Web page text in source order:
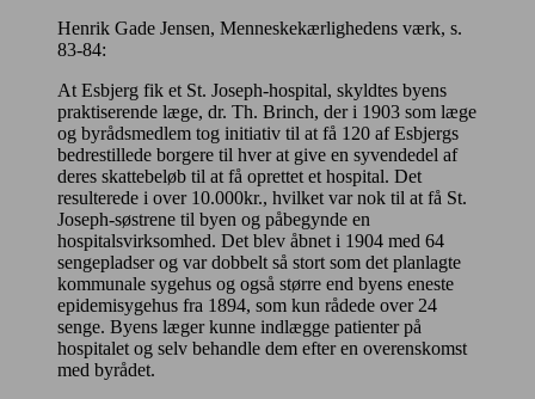
Henrik Gade Jensen, Menneskekærlighedens værk, s.
83-84:
At Esbjerg fik et St. Joseph-hospital, skyldtes byens
praktiserende læge, dr. Th. Brinch, der i 1903 som læge
og byrådsmedlem tog initiativ til at få 120 af Esbjergs
bedrestillede borgere til hver at give en syvendedel af
deres skattebeløb til at få oprettet et hospital. Det
resulterede i over 10.000kr., hvilket var nok til at få St.
Joseph-søstrene til byen og påbegynde en
hospitalsvirksomhed. Det blev åbnet i 1904 med 64
sengepladser og var dobbelt så stort som det planlagte
kommunale sygehus og også større end byens eneste
epidemisygehus fra 1894, som kun rådede over 24
senge. Byens læger kunne indlægge patienter på
hospitalet og selv behandle dem efter en overenskomst
med byrådet.